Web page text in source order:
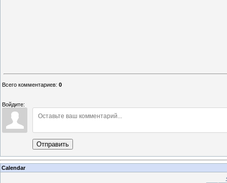
Всего комментариев: 0
Войдите:
Отправить
Calendar